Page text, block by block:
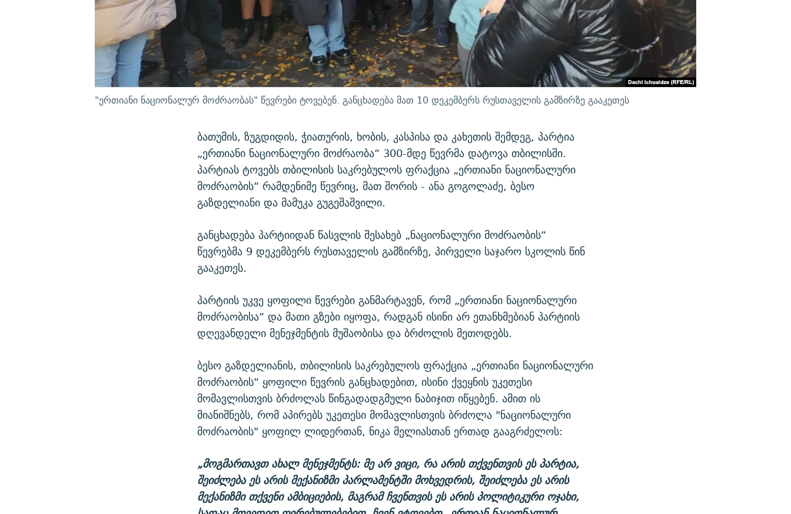
"ერთიანი ნაციონალურ მოძრაობას" წევრები ტოვებენ. განცხადება მათ 10 დეკემბერს რუსთაველის გამზირზე გააკეთეს
ბათუმის, ზუგდიდის, ჭიათურის, ხობის, კასპისა და კახეთის შემდეგ, პარტია
„ერთიანი ნაციონალური მოძრაობა“ 300-მდე წევრმა დატოვა თბილისში.
პარტიას ტოვებს თბილისის საკრებულოს ფრაქცია „ერთიანი ნაციონალური
მოძრაობის“ რამდენიმე წევრიც, მათ შორის - ანა გოგოლაძე, ბესო
გაზდელიანი და მამუკა გუგეშაშვილი.
განცხადება პარტიიდან წასვლის შესახებ „ნაციონალური მოძრაობის“
წევრებმა 9 დეკემბერს რუსთაველის გამზირზე, პირველი საჯარო სკოლის წინ
გააკეთეს.
პარტიის უკვე ყოფილი წევრები განმარტავენ, რომ „ერთიანი ნაციონალური
მოძრაობისა“ და მათი გზები იყოფა, რადგან ისინი არ ეთანხმებიან პარტიის
დღევანდელი მენეჯმენტის მუშაობისა და ბრძოლის მეთოდებს.
ბესო გაზდელიანის, თბილისის საკრებულოს ფრაქცია „ერთიანი ნაციონალური
მოძრაობის“ ყოფილი წევრის განცხადებით, ისინი ქვეყნის უკეთესი
მომავლისთვის ბრძოლას წინგადადგმული ნაბიჯით იწყებენ. ამით ის
მიანიშნებს, რომ აპირებს უკეთესი მომავლისთვის ბრძოლა "ნაციონალური
მოძრაობის" ყოფილ ლიდერთან, ნიკა მელიასთან ერთად გააგრძელოს:
„მოგმართავთ ახალ მენეჯმენტს: მე არ ვიცი, რა არის თქვენთვის ეს პარტია,
შეიძლება ეს არის მექანიზმი პარლამენტში მოხვედრის, შეიძლება ეს არის
მექანიზმი თქვენი ამბიციების, მაგრამ ჩვენთვის ეს არის პოლიტიკური ოჯახი,